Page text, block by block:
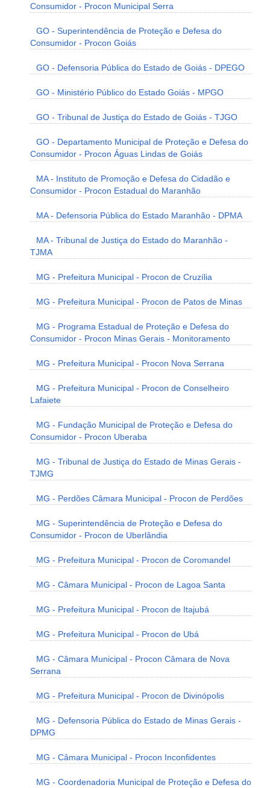
Consumidor - Procon Municipal Serra
GO - Superintendência de Proteção e Defesa do
Consumidor - Procon Goiás
GO - Defensoria Pública do Estado de Goiás - DPEGO
GO - Ministério Público do Estado Goiás - MPGO
GO - Tribunal de Justiça do Estado de Goiás - TJGO
GO - Departamento Municipal de Proteção e Defesa do
Consumidor - Procon Águas Lindas de Goiás
MA - Instituto de Promoção e Defesa do Cidadão e
Consumidor - Procon Estadual do Maranhão
MA - Defensoria Pública do Estado Maranhão - DPMA
MA - Tribunal de Justiça do Estado do Maranhão -
TJMA
MG - Prefeitura Municipal - Procon de Cruzília
MG - Prefeitura Municipal - Procon de Patos de Minas
MG - Programa Estadual de Proteção e Defesa do
Consumidor - Procon Minas Gerais - Monitoramento
MG - Prefeitura Municipal - Procon Nova Serrana
MG - Prefeitura Municipal - Procon de Conselheiro
Lafaiete
MG - Fundação Municipal de Proteção e Defesa do
Consumidor - Procon Uberaba
MG - Tribunal de Justiça do Estado de Minas Gerais -
TJMG
MG - Perdões Câmara Municipal - Procon de Perdões
MG - Superintendência de Proteção e Defesa do
Consumidor - Procon de Uberlândia
MG - Prefeitura Municipal - Procon de Coromandel
MG - Câmara Municipal - Procon de Lagoa Santa
MG - Prefeitura Municipal - Procon de Itajubá
MG - Prefeitura Municipal - Procon de Ubá
MG - Câmara Municipal - Procon Câmara de Nova
Serrana
MG - Prefeitura Municipal - Procon de Divinópolis
MG - Defensoria Pública do Estado de Minas Gerais -
DPMG
MG - Câmara Municipal - Procon Inconfidentes
MG - Coordenadoria Municipal de Proteção e Defesa do